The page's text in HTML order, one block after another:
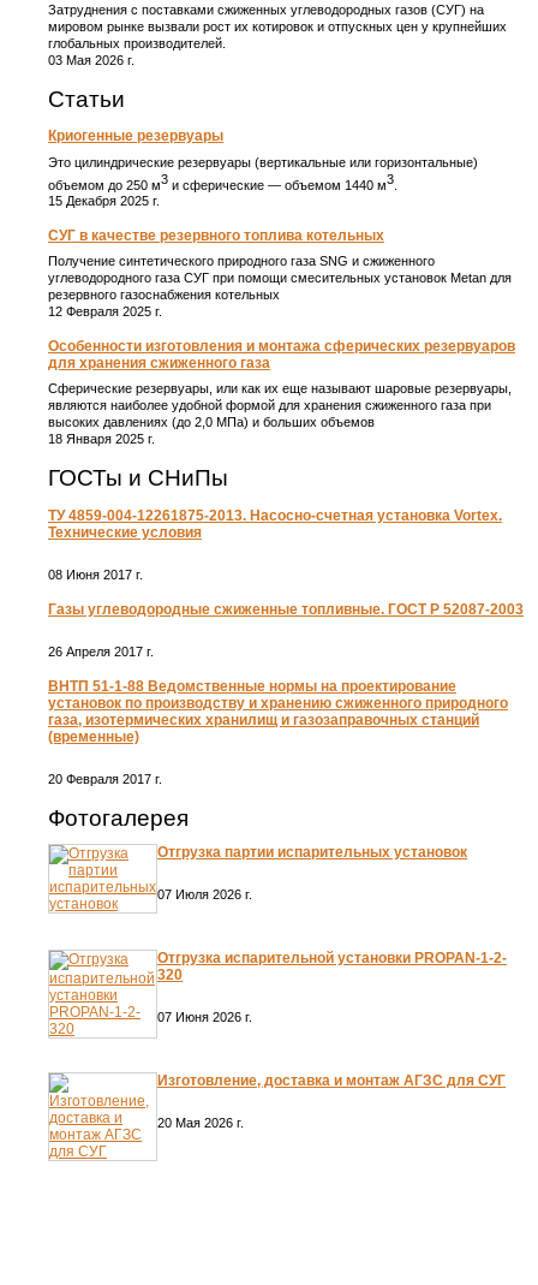
Затруднения с поставками сжиженных углеводородных газов (СУГ) на
мировом рынке вызвали рост их котировок и отпускных цен у крупнейших
глобальных производителей.
03 Мая 2026 г.
Статьи
Криогенные резервуары
Это цилиндрические резервуары (вертикальные или горизонтальные)
объемом до 250 м3 и сферические ― объемом 1440 м3
15 Декабря 2025 г.
СУГ в качестве резервного топлива котельных
Получение синтетического природного газа SNG и сжиженного
углеводородного газа СУГ при помощи смесительных установок Metan для
резервного газоснабжения котельных
12 Февраля 2025 г.
Особенности изготовления и монтажа сферических резервуаров
для хранения сжиженного газа
Сферические резервуары, или как их еще называют шаровые резервуары,
являются наиболее удобной формой для хранения сжиженного газа при
высоких давлениях (до 2,0 МПа) и больших объемов
18 Января 2025 г.
ГОСТы и СНиПы
ТУ 4859-004-12261875-2013. Насосно-счетная установка Vortex.
Технические условия
08 Июня 2017 г.
Газы углеводородные сжиженные топливные. ГОСТ Р 52087-2003
26 Апреля 2017 г.
ВНТП 51-1-88 Ведомственные нормы на проектирование
установок по производству и хранению сжиженного природного
газа, изотермических хранилищ и газозаправочных станций
(временные)
20 Февраля 2017 г.
Фотогалерея
Отгрузка партии испарительных установок
07 Июля 2026 г.
Отгрузка испарительной установки PROPAN-1-2-
320
07 Июня 2026 г.
Изготовление, доставка и монтаж АГЗС для СУГ
20 Мая 2026 г.